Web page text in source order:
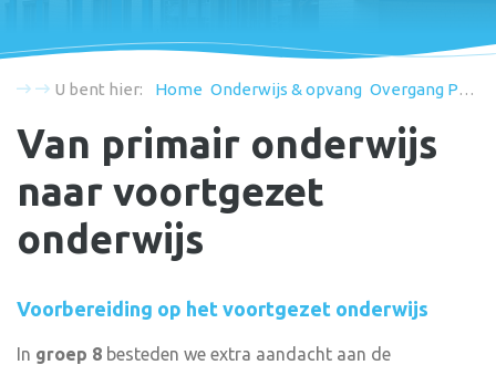
U bent hier: Home Onderwijs & opvang Overgang PO naar VO
Van primair onderwijs
naar voortgezet
onderwijs
Voorbereiding op het voortgezet onderwijs
In groep 8 besteden we extra aandacht aan de